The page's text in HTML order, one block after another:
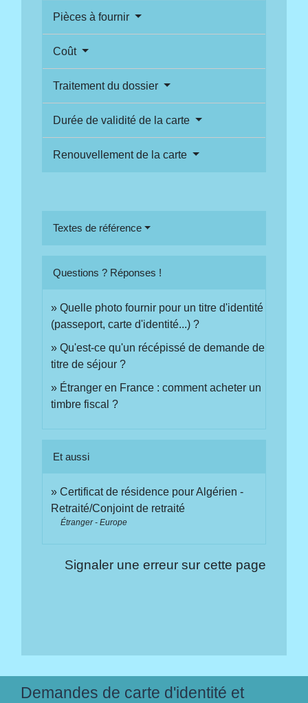
Pièces à fournir
Coût
Traitement du dossier
Durée de validité de la carte
Renouvellement de la carte
Textes de référence
Questions ? Réponses !
Quelle photo fournir pour un titre d'identité
(passeport, carte d'identité...) ?
Qu'est-ce qu'un récépissé de demande de
titre de séjour ?
Étranger en France : comment acheter un
timbre fiscal ?
Et aussi
Certificat de résidence pour Algérien -
Retraité/Conjoint de retraité
Étranger - Europe
Signaler une erreur sur cette page
Demandes de carte d'identité et